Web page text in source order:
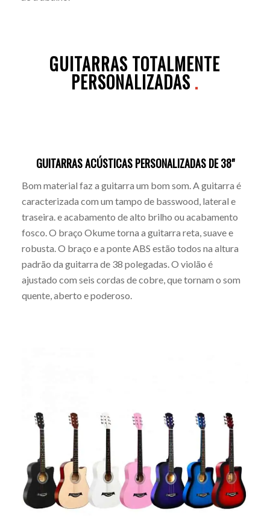
GUITARRAS TOTALMENTE
PERSONALIZADAS.
GUITARRAS ACÚSTICAS PERSONALIZADAS DE 38"
Bom material faz a guitarra um bom som. A guitarra é
caracterizada com um tampo de basswood, lateral e
traseira. e acabamento de alto brilho ou acabamento
fosco. O braço Okume torna a guitarra reta, suave e
robusta. O braço e a ponte ABS estão todos na altura
padrão da guitarra de 38 polegadas. O violão é
ajustado com seis cordas de cobre, que tornam o som
quente, aberto e poderoso.